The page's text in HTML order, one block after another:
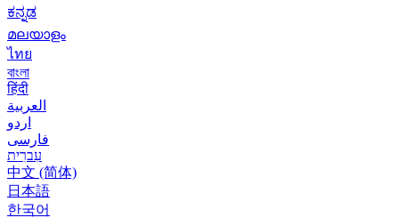
ಕನ್ನಡ
മലയാളം
ไทย
বাংলা
हिंदी
العربية
اردو
فارسی
עִברִית
中文 (简体)
日本語
한국어